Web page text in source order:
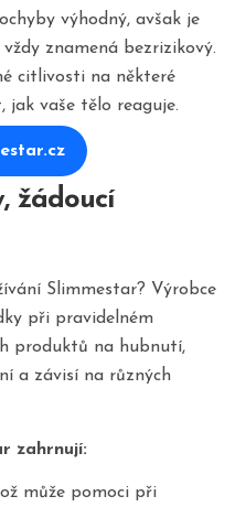
výhodný, avšak je
znamená bezrizikový.
citlivosti na některé
jak vaše tělo reaguje.
žádoucí
Slimmestar? Výrobce
při pravidelném
produktů na hubnutí,
a závisí na různých
zahrnují:
může pomoci při